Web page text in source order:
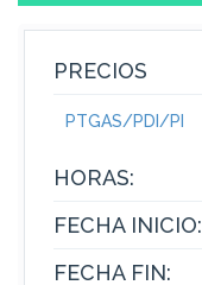
PRECIOS
PTGAS/PDI/PI
HORAS:
FECHA INICIO:
FECHA FIN: